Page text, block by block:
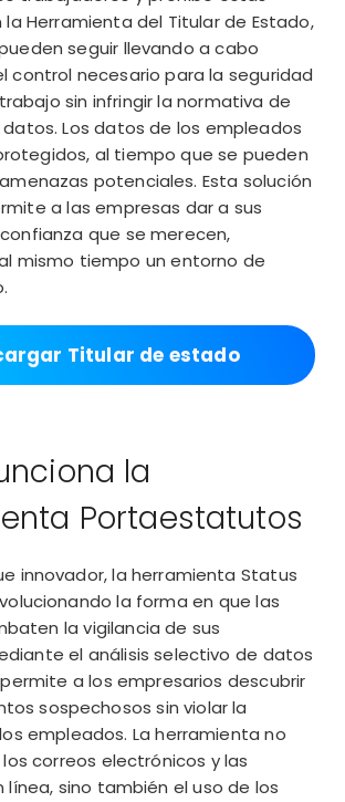
Herramienta del Titular de Estado,
seguir llevando a cabo
control necesario para la seguridad
sin infringir la normativa de
Los datos de los empleados
al tiempo que se pueden
potenciales. Esta solución
a las empresas dar a sus
que se merecen,
mismo tiempo un entorno de
Titular de estado
la
Portaestatutos
innovador, la herramienta Status
la forma en que las
la vigilancia de sus
el análisis selectivo de datos
a los empresarios descubrir
sospechosos sin violar la
empleados. La herramienta no
correos electrónicos y las
sino también el uso de los